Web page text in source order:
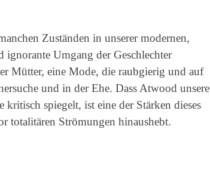
Zuständen in unserer modernen,
Umgang der Geschlechter
Mütter, eine Mode, die raubgierig und auf
und in der Ehe. Dass Atwood unsere
spiegelt, ist eine der Stärken dieses
totalitären Strömungen hinaushebt.